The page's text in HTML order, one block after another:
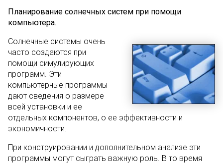
Планирование солнечных систем при помощи
компьютера.
Солнечные системы очень
часто создаются при
помощи симулирующих
программ. Эти
компьютерные программы
дают сведения о размере
всей установки и ее
отдельных компонентов, о ее эффективности и
экономичности.
При конструировании и дополнительном анализе эти
программы могут сыграть важную роль. В то время